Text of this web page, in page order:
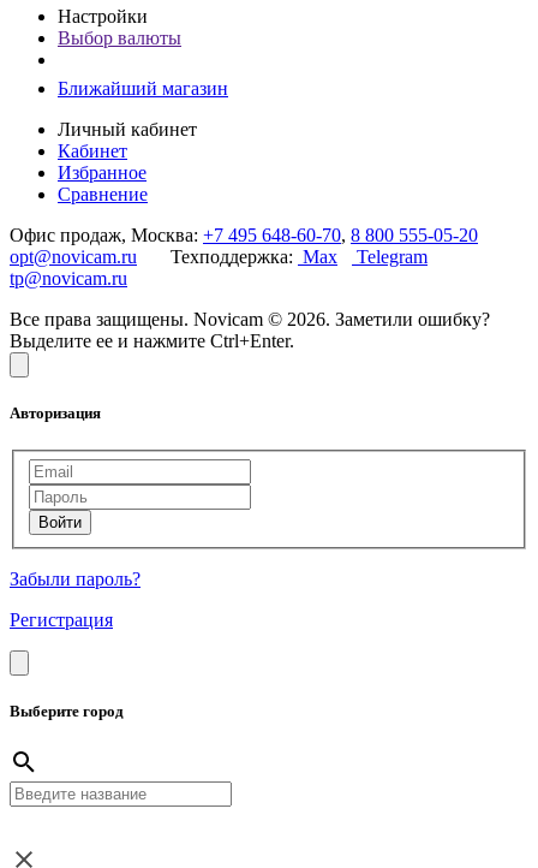
Настройки
Выбор валюты
Ближайший магазин
Личный кабинет
Кабинет
Избранное
Сравнение
Офис продаж, Москва: +7 495 648-60-70, 8 800 555-05-20
opt@novicam.ru Техподдержка: Max
Telegram
tp@novicam.ru
Все права защищены. Novicam © 2026. Заметили ошибку?
Выделите ее и нажмите Ctrl+Enter.
Авторизация
Забыли пароль?
Регистрация
Выберите город